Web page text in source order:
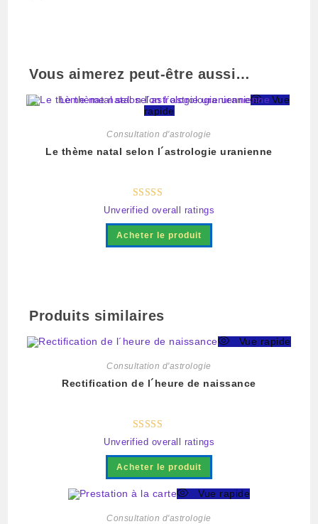
Vous aimerez peut-être aussi…
Vue
rapide
Consultation d'astrologie
Le thème natal selon l´astrologie uranienne
Note5.00
sur 5
Unverified overall ratings
Acheter le produit
Produits similaires
Vue rapide
Consultation d'astrologie
Rectification de l´heure de naissance
Note5.00
sur 5
Unverified overall ratings
Acheter le produit
Vue rapide
Consultation d'astrologie